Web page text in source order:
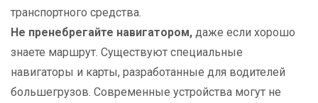
транспортного средства.
Не пренебрегайте навигатором, даже если хорошо
знаете маршрут. Существуют специальные
навигаторы и карты, разработанные для водителей
большегрузов. Современные устройства могут не